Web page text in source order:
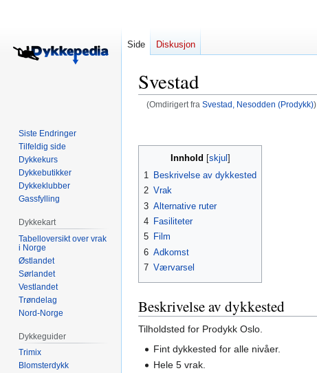
Svestad
(Omdirigert fra Svestad, Nesodden (Prodykk))
til
navigering
til
Innhold
1
Beskrivelse av dykkested
2 Vrak
3 Alternative ruter
4 Fasiliteter
5 Film
6 Adkomst
7 Værvarsel
Beskrivelse av dykkested
Tilholdsted for Prodykk Oslo.
Fint dykkested for alle nivåer.
Hele 5 vrak.
Side Diskusjon
Siste Endringer
Tilfeldig side
Dykkekurs
Dykkebutikker
Dykkeklubber
Gassfylling
Dykkekart
Tabelloversikt over vrak
i Norge
Østlandet
Sørlandet
Vestlandet
Trøndelag
Nord-Norge
Dykkeguider
Trimix
Blomsterdykk